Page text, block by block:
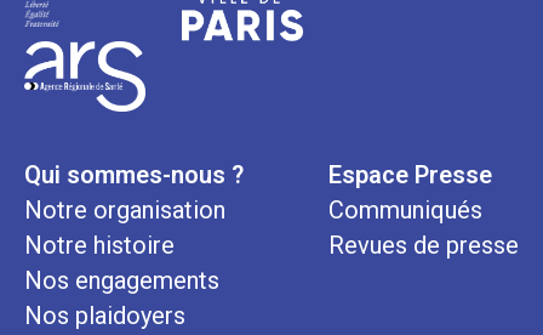
Qui sommes-nous ?
Notre organisation
Notre histoire
Nos engagements
Nos plaidoyers
Espace Presse
Communiqués
Revues de presse